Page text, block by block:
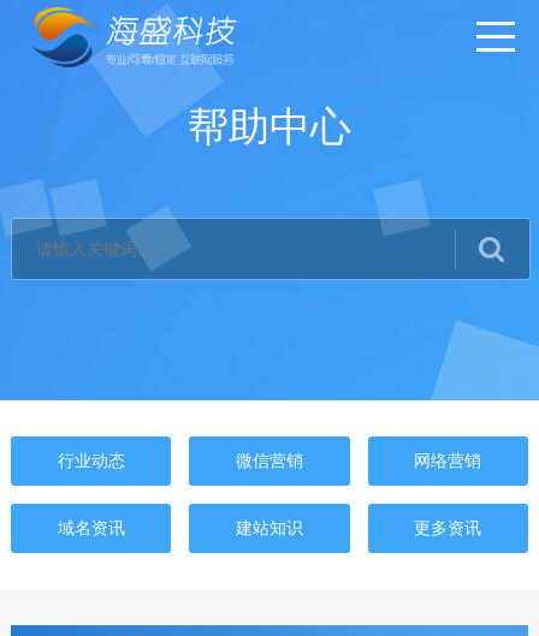
帮助中心
行业动态 微信营销 网络营销
域名资讯 建站知识 更多资讯